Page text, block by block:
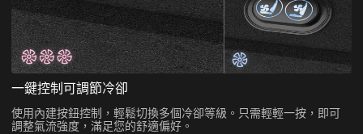
一鍵控制可調節冷卻
使用內建按鈕控制，輕鬆切換多個冷卻等級。只需輕輕一按，即可
調整氣流強度，滿足您的舒適偏好。